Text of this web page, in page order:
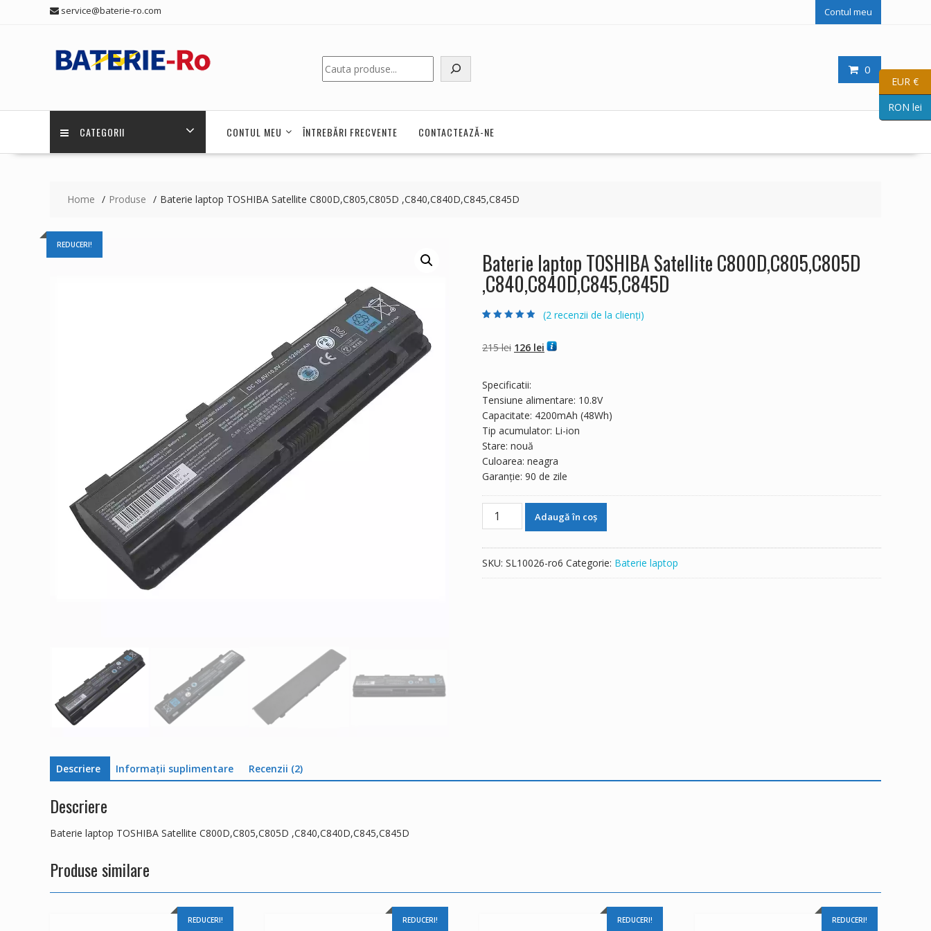
service@baterie-ro.com Contul meu
0
Caută
CATEGORII CONTUL MEU ÎNTREBĂRI FRECVENTE CONTACTEAZĂ-NE
Home Produse Baterie laptop TOSHIBA Satellite C800D,C805,C805D ,C840,C840D,C845,C845D
REDUCERI!
Baterie laptop TOSHIBA Satellite C800D,C805,C805D
,C840,C840D,C845,C845D
baza a
evaluări
de la clienți
(2 recenzii de la clienți)
215lei Prețul
fost:
215 lei.
126 lei Prețul
Specificatii:
Tensiune alimentare: 10.8V
Capacitate: 4200mAh (48Wh)
Tip acumulator: Li-ion
Stare: nouă
Culoarea: neagra
Garanție: 90 de zile
Cantitate
Baterie
Satellite
Adaugă în coș
SKU: SL10026-ro6 Categorie: Baterie laptop
Descriere Informații suplimentare Recenzii (2)
Descriere
Baterie laptop TOSHIBA Satellite C800D,C805,C805D ,C840,C840D,C845,C845D
Produse similare
REDUCERI! REDUCERI! REDUCERI! REDUCERI!
EUR €
RON lei